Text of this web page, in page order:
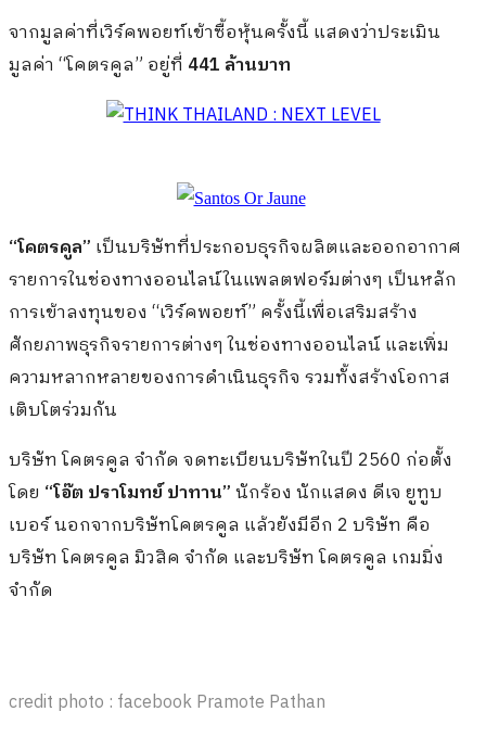
จากมูลค่าที่เวิร์คพอยท์เข้าซื้อหุ้นครั้งนี้ แสดงว่าประเมิน
มูลค่า “โคตรคูล” อยู่ที่ 441 ล้านบาท
“โคตรคูล” เป็นบริษัทที่ประกอบธุรกิจผลิตและออกอากาศ
รายการในช่องทางออนไลน์ในแพลตฟอร์มต่างๆ เป็นหลัก
การเข้าลงทุนของ “เวิร์คพอยท์” ครั้งนี้เพื่อเสริมสร้าง
ศักยภาพธุรกิจรายการต่างๆ ในช่องทางออนไลน์ และเพิ่ม
ความหลากหลายของการดำเนินธุรกิจ รวมทั้งสร้างโอกาส
เติบโตร่วมกัน
บริษัท โคตรคูล จำกัด จดทะเบียนบริษัทในปี 2560 ก่อตั้ง
โดย “โอ๊ต ปราโมทย์ ปาทาน”นักร้อง นักแสดง ดีเจ ยูทูบ
เบอร์ นอกจากบริษัทโคตรคูล แล้วยังมีอีก 2 บริษัท คือ
บริษัท โคตรคูล มิวสิค จำกัด และบริษัท โคตรคูล เกมมิ่ง
จำกัด
credit photo : facebook Pramote Pathan